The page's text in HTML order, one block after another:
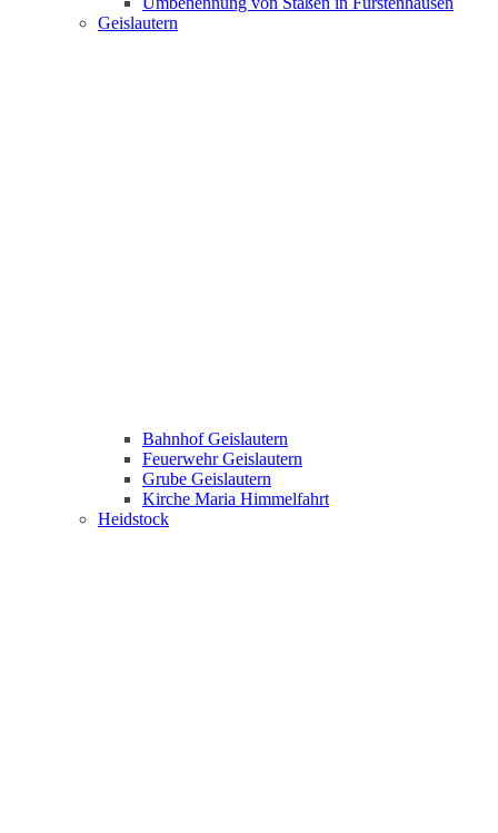
Geislautern
Bahnhof Geislautern
Feuerwehr Geislautern
Grube Geislautern
Kirche Maria Himmelfahrt
Heidstock